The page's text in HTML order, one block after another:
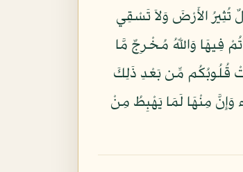
قَالَ إِنَّهُ يَقُولُ إِنَّهَا بَقَرَةٌ لاَّ ذَلُولٌ تُثِيرُ الأَرْضَ وَلاَ تَسْقِي
يَفْعَلُونَ (71) وَإِذْ قَتَلْتُمْ نَفْساً فَادَّارَأْتُمْ فِيهَا وَاللّهُ مُخْرِجٌ مَّا
كَذَلِكَ يُحْيِي اللّهُ الْمَوْتَى وَيُرِيكُمْ آيَاتِهِ لَعَلَّكُمْ تَعْقِلُونَ (73) ثُمَّ قَسَتْ قُلُوبُكُم مِّن بَعْدِ ذَلِكَ
وَإِنَّ مِنْهَا لَمَا يَهْبِطُ مِنْ